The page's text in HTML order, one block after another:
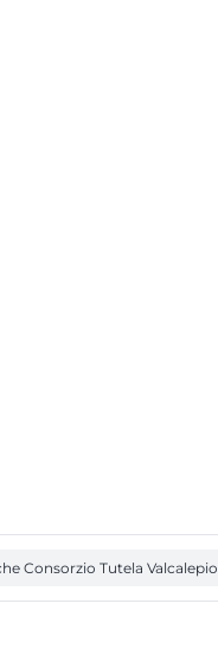
Consorzio Tutela Valcalepio